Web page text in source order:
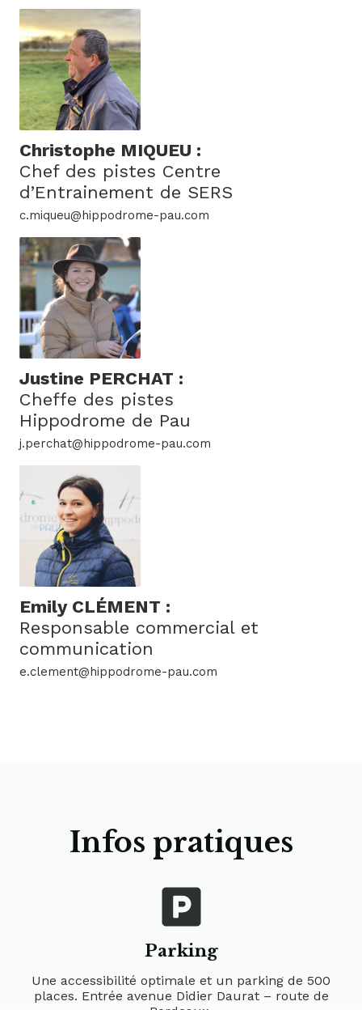
Christophe MIQUEU :
Chef des pistes Centre
d’Entrainement de SERS
c.miqueu@hippodrome-pau.com
Justine PERCHAT :
Cheffe des pistes
Hippodrome de Pau
j.perchat@hippodrome-pau.com
Emily CLÉMENT :
Responsable commercial et
communication
e.clement@hippodrome-pau.com
Infos pratiques
Parking
Une accessibilité optimale et un parking de 500
places. Entrée avenue Didier Daurat – route de